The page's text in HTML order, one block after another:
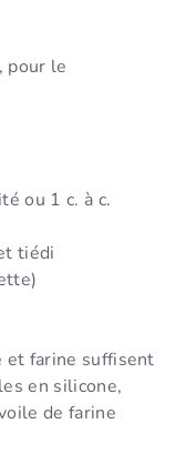
pour le
ou 1 c. à c.
tiédi
et farine suffisent
en silicone,
de farine